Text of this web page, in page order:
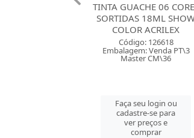
TINTA GUACHE 250ML
ACRILEX AMARELO
LIMAO 504
Código: 135493
Embalagem: Venda PT\3
Master CM\48
Faça seu login ou
cadastre-se para
ver preços e
comprar